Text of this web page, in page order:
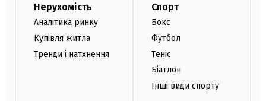
Нерухомість
Аналітика ринку
Купівля житла
Тренди і натхнення
Спорт
Бокс
Футбол
Теніс
Біатлон
Інші види спорту